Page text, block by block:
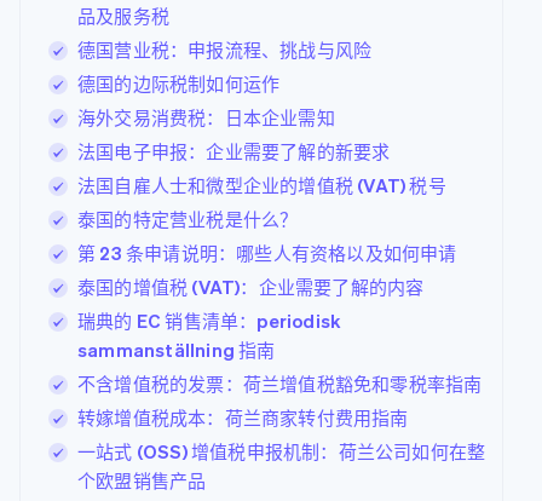
品及服务税
德国营业税：申报流程、挑战与风险
德国的边际税制如何运作
海外交易消费税：日本企业需知
法国电子申报：企业需要了解的新要求
法国自雇人士和微型企业的增值税 (VAT) 税号
泰国的特定营业税是什么？
第 23 条申请说明：哪些人有资格以及如何申请
泰国的增值税 (VAT)：企业需要了解的内容
瑞典的 EC 销售清单：periodisk
sammanställning 指南
不含增值税的发票：荷兰增值税豁免和零税率指南
转嫁增值税成本：荷兰商家转付费用指南
一站式 (OSS) 增值税申报机制：荷兰公司如何在整
个欧盟销售产品